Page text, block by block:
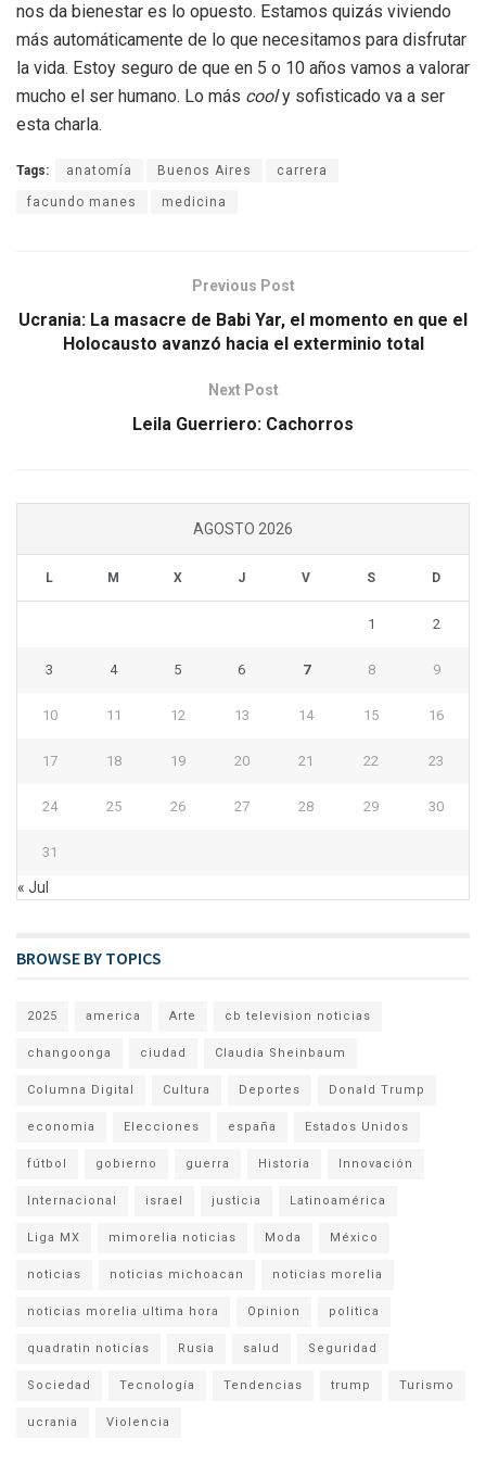
nos da bienestar es lo opuesto. Estamos quizás viviendo
más automáticamente de lo que necesitamos para disfrutar
la vida. Estoy seguro de que en 5 o 10 años vamos a valorar
mucho el ser humano. Lo más cooly sofisticado va a ser
esta charla.
Tags: anatomía Buenos Aires carrera
facundo manes medicina
Previous Post
Ucrania: La masacre de Babi Yar, el momento en que el
Holocausto avanzó hacia el exterminio total
Next Post
Leila Guerriero: Cachorros
AGOSTO 2026
L M X J V S D
1 2
3 4 5 6 7 8 9
10 11 12 13 14 15 16
17 18 19 20 21 22 23
24 25 26 27 28 29 30
31
« Jul
BROWSE BY TOPICS
2025 america Arte cb television noticias
changoonga ciudad Claudia Sheinbaum
Columna Digital Cultura Deportes Donald Trump
economia Elecciones españa Estados Unidos
fútbol gobierno guerra Historia Innovación
Internacional israel justicia Latinoamérica
Liga MX mimorelia noticias Moda México
noticias noticias michoacan noticias morelia
noticias morelia ultima hora Opinion politica
quadratin noticias Rusia salud Seguridad
Sociedad Tecnología Tendencias trump Turismo
ucrania Violencia